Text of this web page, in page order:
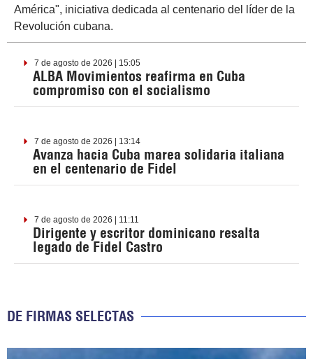
América", iniciativa dedicada al centenario del líder de la
Revolución cubana.
7 de agosto de 2026 | 15:05
ALBA Movimientos reafirma en Cuba
compromiso con el socialismo
7 de agosto de 2026 | 13:14
Avanza hacia Cuba marea solidaria italiana
en el centenario de Fidel
7 de agosto de 2026 | 11:11
Dirigente y escritor dominicano resalta
legado de Fidel Castro
DE FIRMAS SELECTAS